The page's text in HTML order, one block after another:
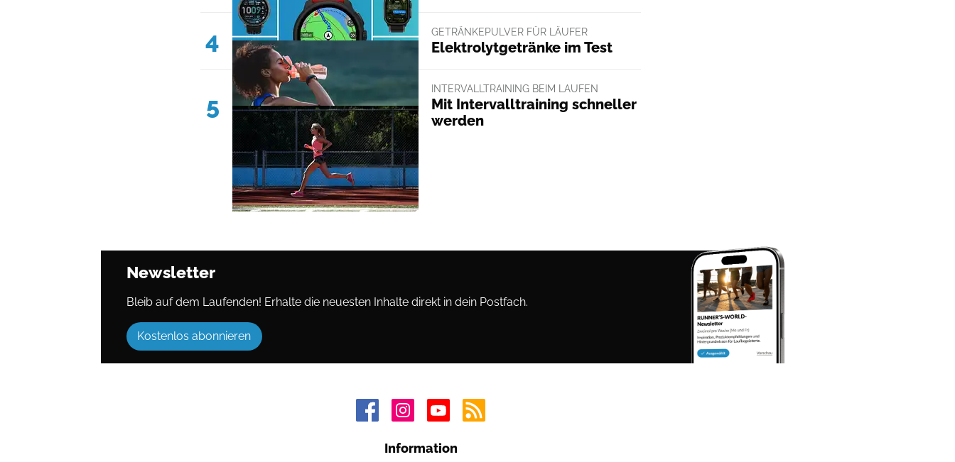
4 GETRÄNKEPULVER FÜR LÄUFER
Elektrolytgetränke im Test
5
INTERVALLTRAINING BEIM LAUFEN
Mit Intervalltraining schneller
werden
Newsletter
Bleib auf dem Laufenden! Erhalte die neuesten Inhalte direkt in dein Postfach.
Kostenlos abonnieren
Information